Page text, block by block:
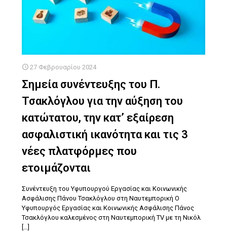
27 Φεβρουαρίου 2024
Σημεία συνέντευξης του Π.
Τσακλόγλου για την αύξηση του
κατώτατου, την κατ’ εξαίρεση
ασφαλιστική ικανότητα και τις 3
νέες πλατφόρμες που
ετοιμάζονται
Συνέντευξη του Υφυπουργού Εργασίας και Κοινωνικής
Ασφάλισης Πάνου Τσακλόγλου στη Ναυτεμπορική Ο
Υφυπουργός Εργασίας και Κοινωνικής Ασφάλισης Πάνος
Τσακλόγλου καλεσμένος στη Ναυτεμπορική TV με τη Νικόλ
[…]